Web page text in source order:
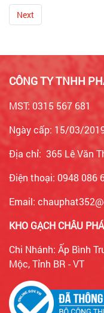
Next
CÔNG TY TNHH
MST: 0315 567 681
Ngày cấp: 15/03/
Địa chỉ: 365 Lê Văn
Điện thoại: 0948 086
Email:
KHO GẠCH CHÂU
Chi Nhánh: Ấp Bình
Mộc, Tỉnh BR - VT